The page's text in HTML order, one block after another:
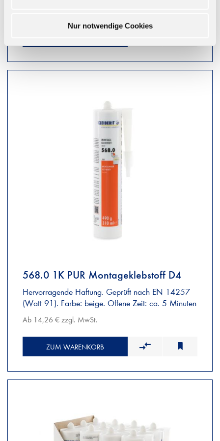
Nur notwendige Cookies
568.0 1K PUR Montageklebstoff D4
Hervorragende Haftung. Geprüft nach EN 14257
(Watt 91). Farbe: beige. Offene Zeit: ca. 5 Minuten
Ab 14,26 € zzgl. MwSt.
ZUM WARENKORB